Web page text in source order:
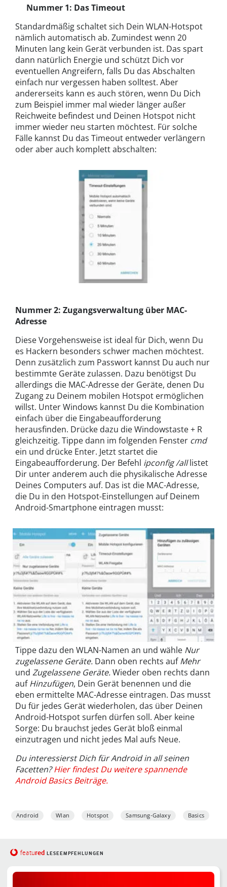
Nummer 1: Das Timeout
Standardmäßig schaltet sich Dein WLAN-Hotspot
nämlich automatisch ab. Zumindest wenn 20
Minuten lang kein Gerät verbunden ist. Das spart
dann natürlich Energie und schützt Dich vor
eventuellen Angreifern, falls Du das Abschalten
einfach nur vergessen haben solltest. Aber
andererseits kann es auch stören, wenn Du Dich
zum Beispiel immer mal wieder länger außer
Reichweite befindest und Deinen Hotspot nicht
immer wieder neu starten möchtest. Für solche
Fälle kannst Du das Timeout entweder verlängern
oder aber auch komplett abschalten:
Nummer 2: Zugangsverwaltung über MAC-
Adresse
Diese Vorgehensweise ist ideal für Dich, wenn Du
es Hackern besonders schwer machen möchtest.
Denn zusätzlich zum Passwort kannst Du auch nur
bestimmte Geräte zulassen. Dazu benötigst Du
allerdings die MAC-Adresse der Geräte, denen Du
Zugang zu Deinem mobilen Hotspot ermöglichen
willst. Unter Windows kannst Du die Kombination
einfach über die Eingabeaufforderung
herausfinden. Drücke dazu die Windowstaste + R
gleichzeitig. Tippe dann im folgenden Fenster cmd
ein und drücke Enter. Jetzt startet die
Eingabeaufforderung. Der Befehl ipconfig /alllistet
Dir unter anderem auch die physikalische Adresse
Deines Computers auf. Das ist die MAC-Adresse,
die Du in den Hotspot-Einstellungen auf Deinem
Android-Smartphone eintragen musst:
Tippe dazu den WLAN-Namen an und wähle Nur
zugelassene Geräte. Dann oben rechts aufMehr
und Zugelassene Geräte.Wieder oben rechts dann
aufHinzufügen, Dein Gerät benennen und die
eben ermittelte MAC-Adresse eintragen. Das musst
Du für jedes Gerät wiederholen, das über Deinen
Android-Hotspot surfen dürfen soll. Aber keine
Sorge: Du brauchst jedes Gerät bloß einmal
einzutragen und nicht jedes Mal aufs Neue.
Du interessierst Dich für Android in all seinen
Facetten?Hier findest Du weitere spannende
Android Basics Beiträge.
Android Wlan Hotspot Samsung-Galaxy Basics
featured LESEEMPFEHLUNGEN